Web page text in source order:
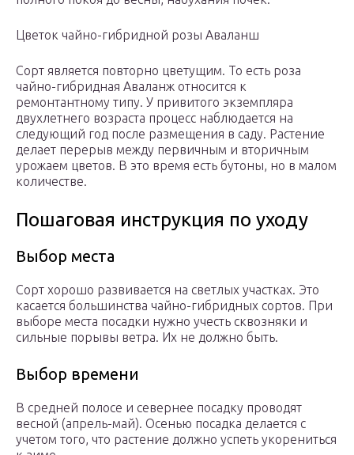
Цветок чайно-гибридной розы Аваланш
Сорт является повторно цветущим. То есть роза
чайно-гибридная Аваланж относится к
ремонтантному типу. У привитого экземпляра
двухлетнего возраста процесс наблюдается на
следующий год после размещения в саду. Растение
делает перерыв между первичным и вторичным
урожаем цветов. В это время есть бутоны, но в малом
количестве.
Пошаговая инструкция по уходу
Выбор места
Сорт хорошо развивается на светлых участках. Это
касается большинства чайно-гибридных сортов. При
выборе места посадки нужно учесть сквозняки и
сильные порывы ветра. Их не должно быть.
Выбор времени
В средней полосе и севернее посадку проводят
весной (апрель-май). Осенью посадка делается с
учетом того, что растение должно успеть укорениться